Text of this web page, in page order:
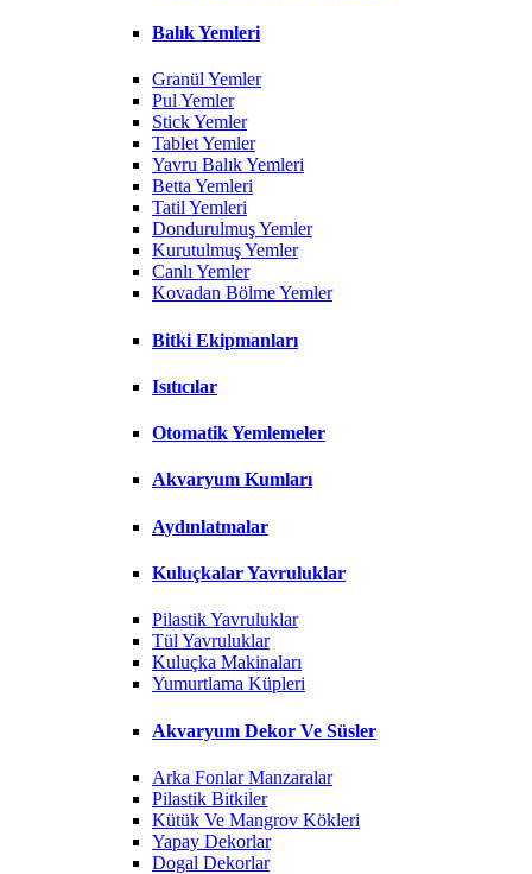
Balık Yemleri
Granül Yemler
Pul Yemler
Stick Yemler
Tablet Yemler
Yavru Balık Yemleri
Betta Yemleri
Tatil Yemleri
Dondurulmuş Yemler
Kurutulmuş Yemler
Canlı Yemler
Kovadan Bölme Yemler
Bitki Ekipmanları
Isıtıcılar
Otomatik Yemlemeler
Akvaryum Kumları
Aydınlatmalar
Kuluçkalar Yavruluklar
Pilastik Yavruluklar
Tül Yavruluklar
Kuluçka Makinaları
Yumurtlama Küpleri
Akvaryum Dekor Ve Süsler
Arka Fonlar Manzaralar
Pilastik Bitkiler
Kütük Ve Mangrov Kökleri
Yapay Dekorlar
Dogal Dekorlar